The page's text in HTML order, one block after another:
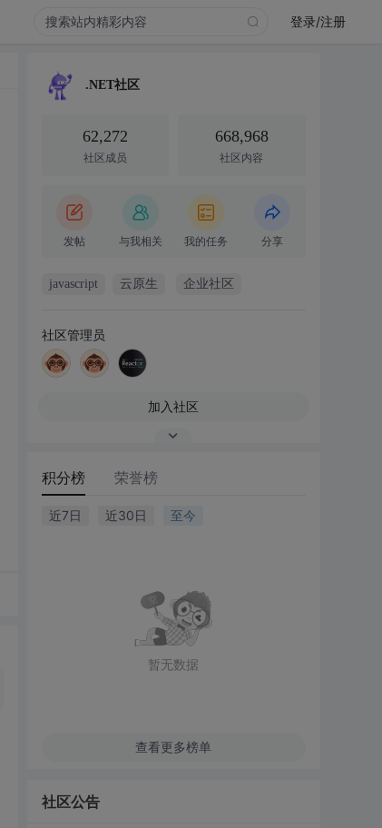
登录/注册
.NET社区
62,272
社区成员
668,968
社区内容
发帖 与我相关 我的任务 分享
javascript 云原生 企业社区
社区管理员
加入社区
积分榜 荣誉榜
近7日 近30日 至今
暂无数据
查看更多榜单
社区公告